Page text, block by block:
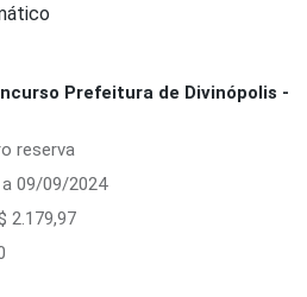
Prefeitura de Divinópolis -
reserva
09/09/2024
2.179,97